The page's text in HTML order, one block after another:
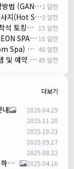
호치민 1군 강남스파 시스템 및 예약방법 (GANGNAM SPA)2 일전
호치민 불건마 추천｜7군 핫스톤 마사지(Hot Stone massage)3 일전
호치민 1군 부이비엔 여행자거리 착석 토킹바 놀이터 (NORITER LOUNGE) 15 일전
호치민 체온스파 38.5ºC 마사지 CHEON SPA Massage 18 일전
다낭 링감 마사지샵, 룸 스파(Room Spa) 예약 48 일전
다낭 요정스파 수질 좋은 곳 시스템 및 예약 방법 49 일전
더보기
내 2026.04.29
2025.11.20
2025.10.23
2025.09.17
2025.08.22
[달밤 궁상] 호치민 프라이빗 클럽 댄스 파티 – 하루 한 팀만! 2025.04.16